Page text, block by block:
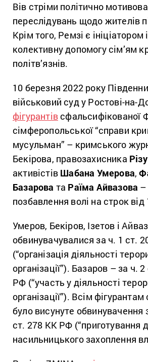
Вів стріми політично
переслідувань щодо жителів
Крім того, Ремзі є ініціатором
колективну допомогу сім’ям
політв’язнів.
10 березня 2022 року
військовий суд у Ростові-на-
фігурантівсфальсифікованої
сімферопольської “справи
мусульман” – кримського
Бекірова, правозахисника
активістів Шабана Умерова,
Базарова та Раїма Айвазова –
позбавлення волі на строк від
Умеров, Бекіров, Ізетов і
обвинувачувалися за ч. 1 ст.
(“організація діяльності
організації”). Базаров – за ч.
РФ (“участь у діяльності
організації”). Всім
було висунуте обвинувачення
ст. 278 КК РФ (“приготування
насильницького захоплення